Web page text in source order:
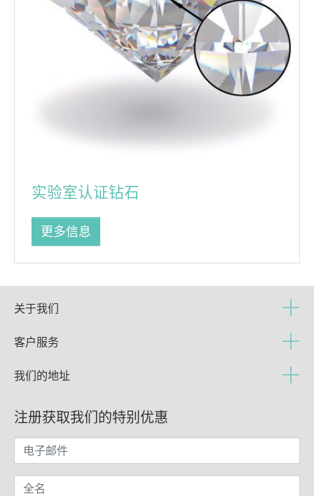
实验室认证钻石
更多信息
关于我们
客户服务
我们的地址
注册获取我们的特别优惠